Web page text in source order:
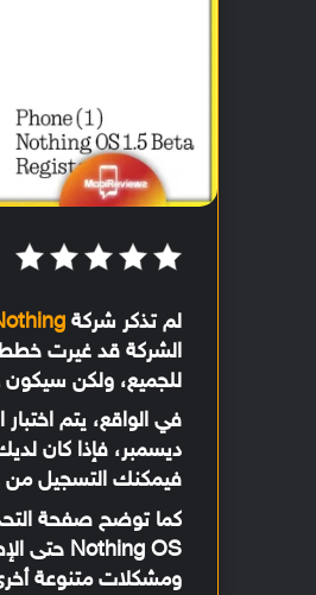
لم تذكر شركة
الشركة قد غيرت
للجميع، ولكن سيكون
في الواقع، يتم
ديسمبر، فإذا كان
فيمكنك التسجيل من
كما توضح صفحة
Nothing OS حتى الإطلاق الرسمي ل
ومشكلات متنوعة